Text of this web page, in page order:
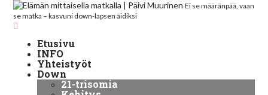
Ei se määränpää, vaan
se matka – kasvuni down-lapsen äidiksi
Etusivu
INFO
Yhteistyöt
Down
21-trisomia